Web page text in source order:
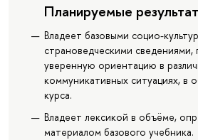
Планируемые
Владеет базовыми социо-
страноведческими
уверенную ориентацию в
коммуникативных ситуациях, в
курса.
Владеет лексикой в объёме,
материалом базового учебника.